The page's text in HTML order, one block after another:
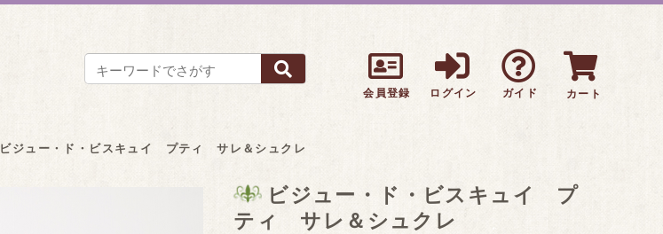
会員登録 ログイン ガイド カート
ビジュー・ド・ビスキュイ プティ サレ＆シュクレ
ビジュー・ド・ビスキュイ プ
ティ サレ＆シュクレ